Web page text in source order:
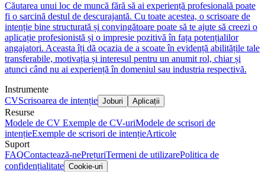
Căutarea unui loc de muncă fără să ai experiență profesională poate
fi o sarcină destul de descurajantă. Cu toate acestea, o scrisoare de
intenție bine structurată și convingătoare poate să te ajute să creezi o
aplicație profesionistă și o impresie pozitivă în fața potențialilor
angajatori. Aceasta îți dă ocazia de a scoate în evidență abilitățile tale
transferabile, motivația și interesul pentru un anumit rol, chiar și
atunci când nu ai experiență în domeniul sau industria respectivă.
Instrumente
CVScrisoarea de intenție Joburi Aplicații
Resurse
Modele de CV Exemple de CV-uriModele de scrisori de
intențieExemple de scrisori de intențieArticole
Suport
FAQContactează-nePrețuriTermeni de utilizarePolitica de
confidențialitate Cookie-uri